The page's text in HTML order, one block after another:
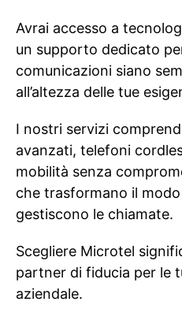
Avrai accesso a
un supporto dedicato
comunicazioni siano
all’altezza delle tue
I nostri servizi
avanzati, telefoni
mobilità senza
che trasformano il
gestiscono le chiamate.
Scegliere Microtel
partner di fiducia per le
aziendale.